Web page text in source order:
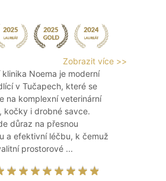
Zobrazit více >>
klinika Noema je moderní
v Tučapech, které se
na komplexní veterinární
kočky i drobné savce.
důraz na přesnou
a efektivní léčbu, k čemuž
prostorové ...